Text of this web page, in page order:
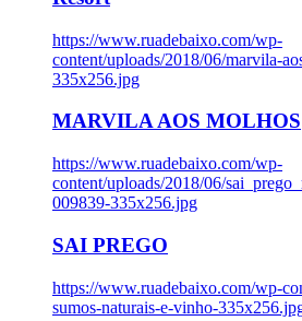
https://www.ruadebaixo.com/wp-
content/uploads/2018/06/marvila-
335x256.jpg
MARVILA AOS MOLHOS
https://www.ruadebaixo.com/wp-
content/uploads/2018/06/
009839-335x256.jpg
SAI PREGO
https://www.ruadebaixo.com/wp-
sumos-naturais-e-vinho-